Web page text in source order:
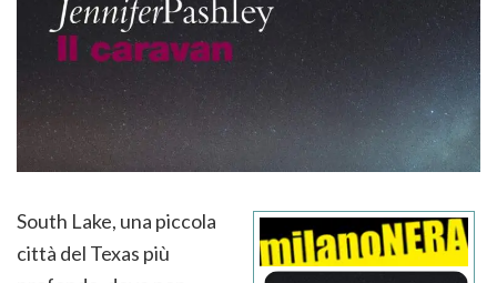
South Lake, una piccola
città del Texas più